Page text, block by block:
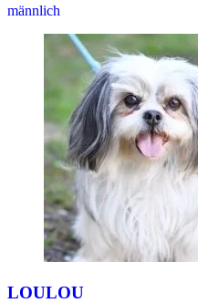
männlich
LOULOU